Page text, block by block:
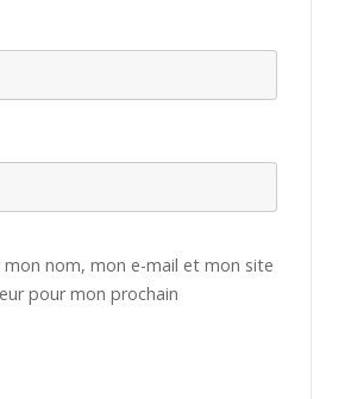
mon nom, mon e-mail et mon site
pour mon prochain